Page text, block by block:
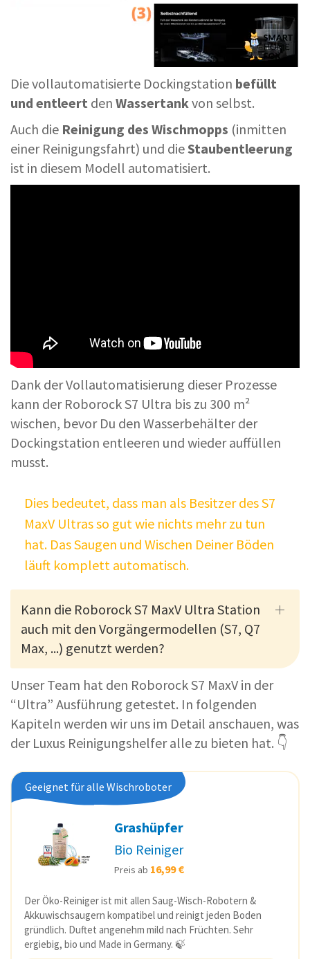
Die vollautomatisierte Dockingstation befüllt
und entleert den Wassertankvon selbst.
Auch die Reinigung des Wischmopps (inmitten
einer Reinigungsfahrt) und dieStaubentleerung
ist in diesem Modell automatisiert.
Dank der Vollautomatisierung dieser Prozesse
kann der Roborock S7 Ultra bis zu 300 m²
wischen, bevor Du den Wasserbehälter der
Dockingstation entleeren und wieder auffüllen
musst.
Dies bedeutet, dass man als Besitzer des S7
MaxV Ultras so gut wie nichts mehr zu tun
hat. Das Saugen und Wischen Deiner Böden
läuft komplett automatisch.
Kann die Roborock S7 MaxV Ultra Station
auch mit den Vorgängermodellen (S7, Q7
Max, ...) genutzt werden?
Unser Team hat den Roborock S7 MaxV in der
“Ultra” Ausführung getestet. In folgenden
Kapiteln werden wir uns im Detail anschauen, was
der Luxus Reinigungshelfer alle zu bieten hat. 👇
Geeignet für alle Wischroboter
Grashüpfer
Bio Reiniger
Preis ab 16,99 €
Der Öko-Reiniger ist mit allen Saug-Wisch-Robotern &
Akkuwischsaugern kompatibel und reinigt jeden Boden
gründlich. Duftet angenehm mild nach Früchten. Sehr
ergiebig, bio und Made in Germany. 🍃